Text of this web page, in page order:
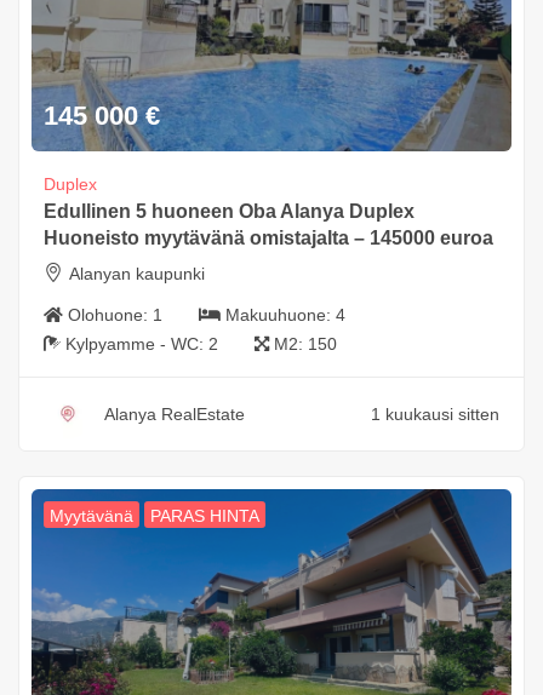
145 000 €
Duplex
Edullinen 5 huoneen Oba Alanya Duplex
Huoneisto myytävänä omistajalta – 145000 euroa
Alanyan kaupunki
Olohuone: 1 Makuuhuone: 4
Kylpyamme - WC: 2 M2: 150
Alanya RealEstate 1 kuukausi sitten
Myytävänä PARAS HINTA